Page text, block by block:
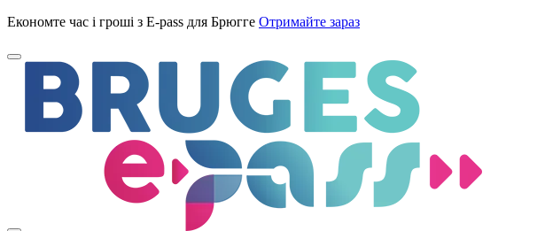
Економте час і гроші з E-pass для Брюгге Отримайте зараз